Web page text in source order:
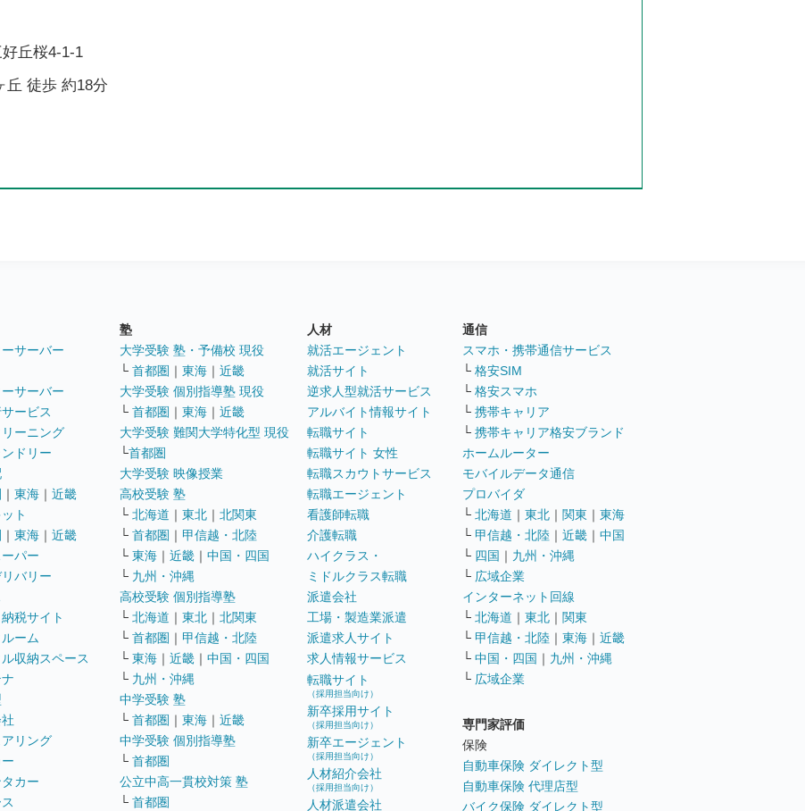
丘桜4-1-1
丘 徒歩 約18分
サーバー
サーバー
ービス
ーニング
ドリー
｜ 東海 ｜ 近畿
ト
｜ 東海 ｜ 近畿
パー
バリー
税サイト
ルーム
収納スペース
リング
カー
塾
大学受験 塾・予備校 現役
└ 首都圏 ｜ 東海 ｜ 近畿
大学受験 個別指導塾 現役
└ 首都圏 ｜ 東海 ｜ 近畿
大学受験 難関大学特化型 現役
└首都圏
大学受験 映像授業
高校受験 塾
└ 北海道 ｜ 東北 ｜ 北関東
└ 首都圏 ｜ 甲信越・北陸
└ 東海 ｜ 近畿 ｜ 中国・四国
└ 九州・沖縄
高校受験 個別指導塾
└ 北海道 ｜ 東北 ｜ 北関東
└ 首都圏 ｜ 甲信越・北陸
└ 東海 ｜ 近畿 ｜ 中国・四国
└ 九州・沖縄
中学受験 塾
└ 首都圏 ｜ 東海 ｜ 近畿
中学受験 個別指導塾
└ 首都圏
公立中高一貫校対策 塾
└ 首都圏
人材
就活エージェント
就活サイト
逆求人型就活サービス
アルバイト情報サイト
転職サイト
転職サイト 女性
転職スカウトサービス
転職エージェント
看護師転職
介護転職
ハイクラス・
ミドルクラス転職
派遣会社
工場・製造業派遣
派遣求人サイト
求人情報サービス
転職サイト
（採用担当向け）
新卒採用サイト
（採用担当向け）
新卒エージェント
（採用担当向け）
人材紹介会社
（採用担当向け）
人材派遣会社
通信
スマホ・携帯通信サービス
└ 格安SIM
└ 格安スマホ
└ 携帯キャリア
└ 携帯キャリア格安ブランド
ホームルーター
モバイルデータ通信
プロバイダ
└ 北海道 ｜ 東北 ｜ 関東 ｜ 東海
└ 甲信越・北陸 ｜ 近畿 ｜ 中国
└ 四国 ｜ 九州・沖縄
└ 広域企業
インターネット回線
└ 北海道 ｜ 東北 ｜ 関東
└ 甲信越・北陸 ｜ 東海 ｜ 近畿
└ 中国・四国 ｜ 九州・沖縄
└ 広域企業
専門家評価
保険
自動車保険 ダイレクト型
自動車保険 代理店型
バイク保険 ダイレクト型